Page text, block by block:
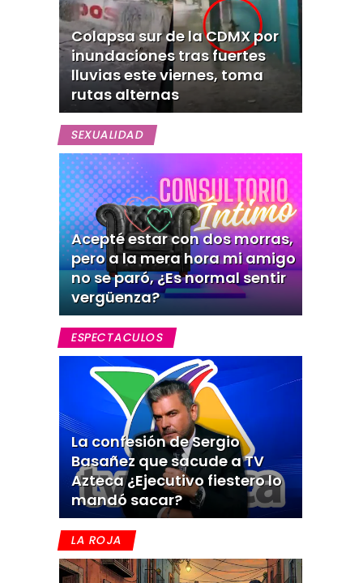
Colapsa sur de la CDMX por
inundaciones tras fuertes
lluvias este viernes, toma
rutas alternas
SEXUALIDAD
Acepté estar con dos morras,
pero a la mera hora mi amigo
no se paró, ¿Es normal sentir
vergüenza?
ESPECTACULOS
La confesión de Sergio
Basañez que sacude a TV
Azteca ¿Ejecutivo fiestero lo
mandó sacar?
LA ROJA